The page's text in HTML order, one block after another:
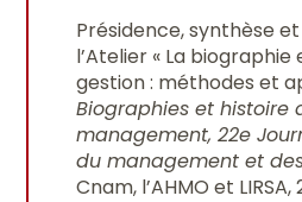
Présidence, synthèse
l’Atelier « La biographie
gestion : méthodes et
Biographies et histoire
management, 22e
du management et
Cnam, l’AHMO et